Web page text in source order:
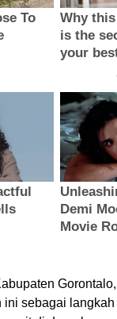
ini sebagai